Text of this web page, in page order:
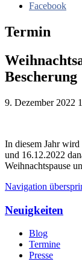
Facebook
Termin
Bescherung
9. Dezember 2022
In diesem Jahr wird
und 16.12.2022
Weihnachtspause
Navigation
Neuigkeiten
Blog
Termine
Presse